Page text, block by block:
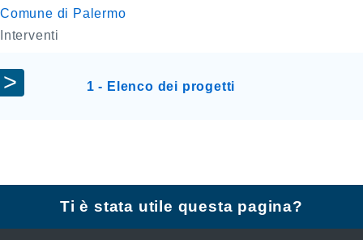
Comune di Palermo
Interventi
1 - Elenco dei progetti
Ti è stata utile questa pagina?